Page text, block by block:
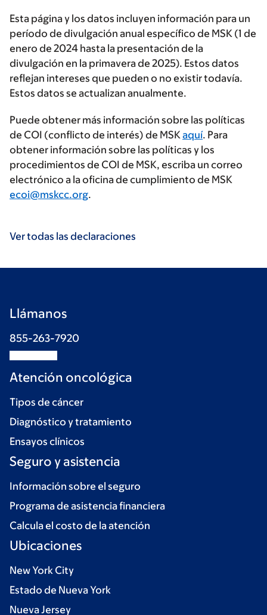
Esta página y los datos incluyen información para un
período de divulgación anual específico de MSK (1 de
enero de 2024 hasta la presentación de la
divulgación en la primavera de 2025). Estos datos
reflejan intereses que pueden o no existir todavía.
Estos datos se actualizan anualmente.
Puede obtener más información sobre las políticas
de COI (conflicto de interés) de MSKaquí. Para
obtener información sobre las políticas y los
procedimientos de COI de MSK, escriba un correo
electrónico a la oficina de cumplimiento de MSK
ecoi@mskcc.org.
Ver todas las declaraciones
Llámanos
855-263-7920
Atención oncológica
Tipos de cáncer
Diagnóstico y tratamiento
Ensayos clínicos
Seguro y asistencia
Información sobre el seguro
Programa de asistencia financiera
Calcula el costo de la atención
Ubicaciones
New York City
Estado de Nueva York
Nueva Jersey